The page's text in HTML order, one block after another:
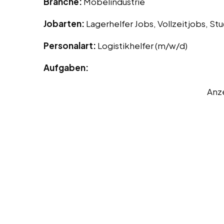
Jobarten: Lagerhelfer Jobs, Vollzeitjobs,
Personalart: Logistikhelfer (m/w/d)
Aufgaben: